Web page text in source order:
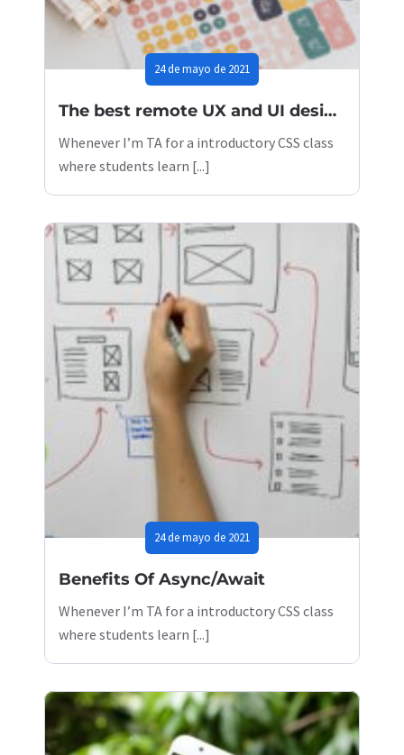
24 de mayo de 2021
The best remote UX and UI design conferences to attend in 2022
Whenever I’m TA for a introductory CSS class
where students learn [...]
24 de mayo de 2021
Benefits Of Async/Await
Whenever I’m TA for a introductory CSS class
where students learn [...]